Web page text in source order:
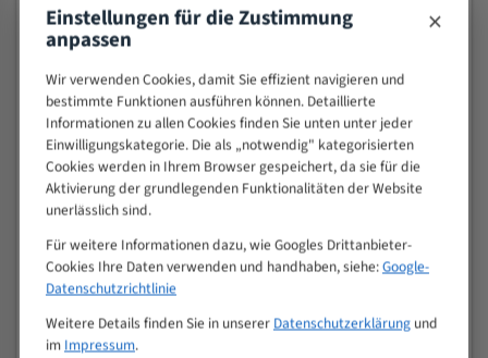
12
8/12 6/10
15
20
4/6
30
4/5
50
4/5
80
> 100
M (mm)
Zähne pro
Zoll (ZpZ)
>
25
10/14
Einstellungen für die Zustimmung
anpassen ×
Wir verwenden Cookies, damit Sie effizient navigieren und
bestimmte Funktionen ausführen können. Detaillierte
Informationen zu allen Cookies finden Sie unten unter jeder
Einwilligungskategorie. Die als „notwendig" kategorisierten
Cookies werden in Ihrem Browser gespeichert, da sie für die
Aktivierung der grundlegenden Funktionalitäten der Website
unerlässlich sind.
Für weitere Informationen dazu, wie Googles Drittanbieter-
Cookies Ihre Daten verwenden und handhaben, siehe:Google-
Datenschutzrichtlinie
Weitere Details finden Sie in unserer Datenschutzerklärungund
im Impressum.